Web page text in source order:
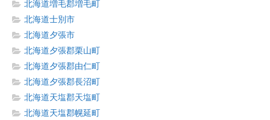
北海道増毛郡増毛町
北海道士別市
北海道夕張市
北海道夕張郡栗山町
北海道夕張郡由仁町
北海道夕張郡長沼町
北海道天塩郡天塩町
北海道天塩郡幌延町